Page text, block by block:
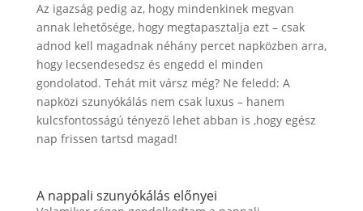
Az igazság pedig az, hogy mindenkinek megvan
annak lehetősége, hogy megtapasztalja ezt – csak
adnod kell magadnak néhány percet napközben arra,
hogy lecsendesedsz és engedd el minden
gondolatod. Tehát mit vársz még? Ne feledd: A
napközi szunyókálás nem csak luxus – hanem
kulcsfontosságú tényező lehet abban is ,hogy egész
nap frissen tartsd magad!
A nappali szunyókálás előnyei